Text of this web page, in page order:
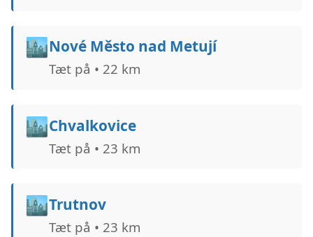
🏙️Nové Město nad Metují
Tæt på • 22 km
🏙️Chvalkovice
Tæt på • 23 km
🏙️Trutnov
Tæt på • 23 km